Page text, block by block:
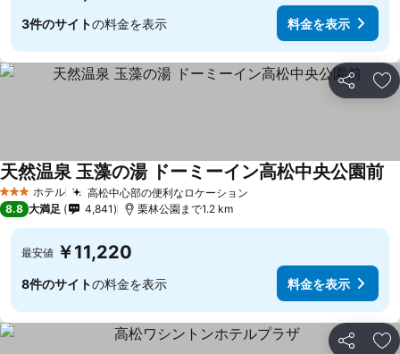
3件のサイトの料金を表示 料金を表示
シェア お
3 ホテルのランク
ホテル 高松中心部の便利なロケーション
天然温泉 玉藻の湯 ドーミーイン高松中央公園前
8.8 大満足 4,841 栗林公園まで1.2 km
最安値 ￥11,220
8件のサイトの料金を表示 料金を表示
シェア お